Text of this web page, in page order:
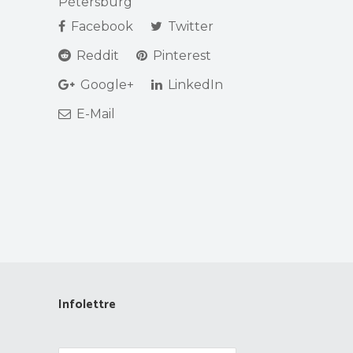
Facebook
Twitter
Reddit
Pinterest
Google+
LinkedIn
E-Mail
Infolettre